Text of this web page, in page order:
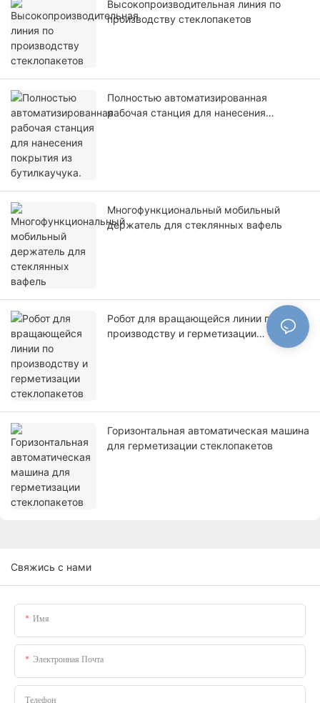
Высокопроизводительная линия по
производству стеклопакетов
Полностью автоматизированная
рабочая станция для нанесения
Многофункциональный мобильный
держатель для стеклянных вафель
Робот для вращающейся линии по
производству и герметизации
Горизонтальная автоматическая машина
для герметизации стеклопакетов
Свяжись с нами
Имя
Электронная Почта
Телефон